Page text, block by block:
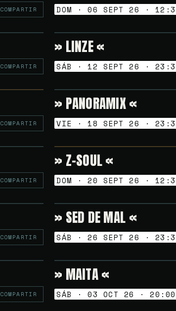
COMPARTIR DOM · 06 SEPT 26 ·
COMPARTIR
NOCHES GOLFAS
» LINZE «
SÁB · 12 SEPT 26 ·
COMPARTIR
NOCHES GOLFAS
» PANORAMIX «
VIE · 18 SEPT 26 ·
COMPARTIR
VERMUT SESSION
» Z-SOUL «
DOM · 20 SEPT 26 ·
COMPARTIR
NOCHES GOLFAS
» SED DE MAL «
SÁB · 26 SEPT 26 ·
COMPARTIR
TARDEO SESSION
» MAITA «
SÁB · 03 OCT 26 · 20:00